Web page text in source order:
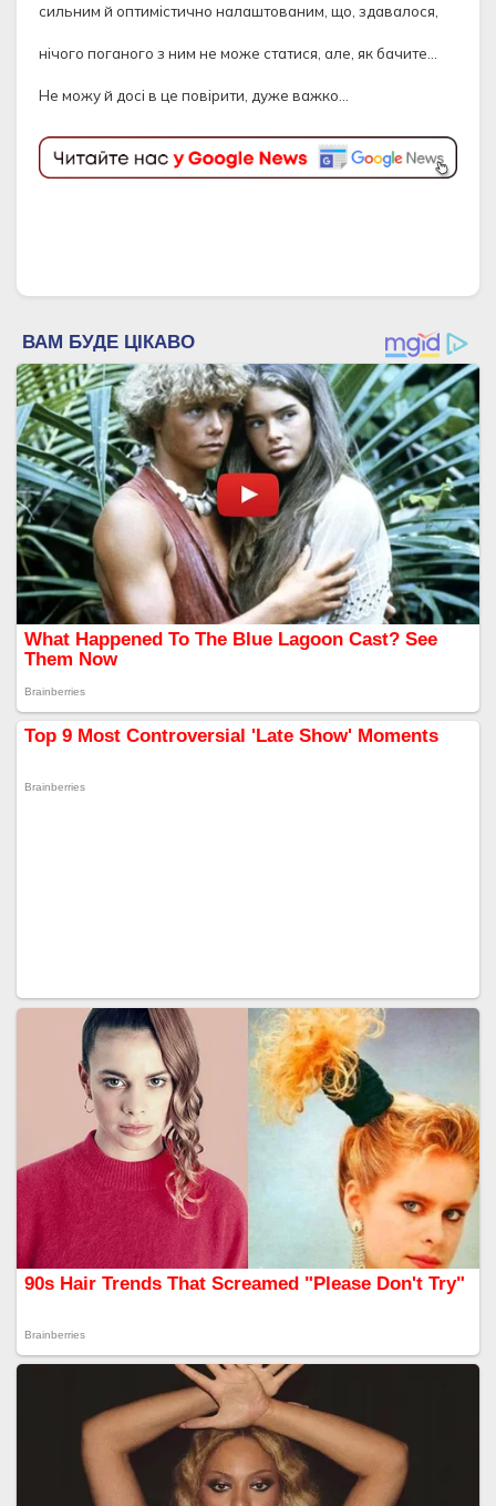
сильним й оптимістично налаштованим, що, здавалося,
нічого поганого з ним не може статися, але, як бачите…
Не можу й досі в це повірити, дуже важко…